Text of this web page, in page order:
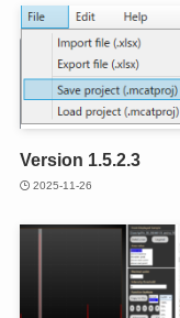
Version 1.5.2.3
2025-11-26